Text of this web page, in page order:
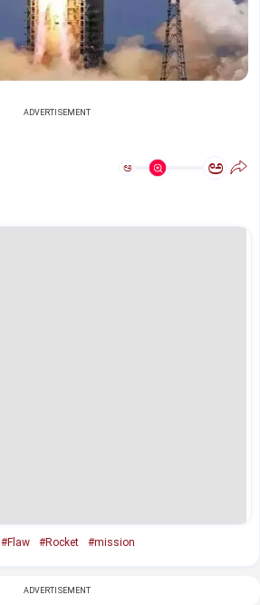
ADVERTISEMENT
ಅ ಅ
#Flaw #Rocket #mission
ADVERTISEMENT